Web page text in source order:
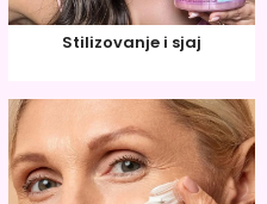
Stilizovanje i sjaj